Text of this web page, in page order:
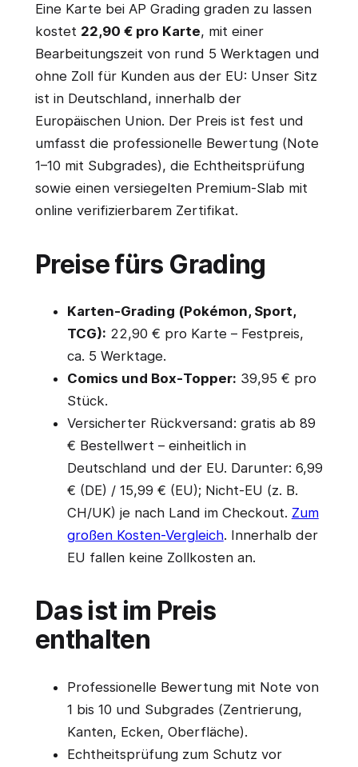
Eine Karte bei AP Grading graden zu lassen
kostet 22,90 € pro Karte, mit einer
Bearbeitungszeit von rund 5 Werktagen und
ohne Zoll für Kunden aus der EU: Unser Sitz
ist in Deutschland, innerhalb der
Europäischen Union. Der Preis ist fest und
umfasst die professionelle Bewertung (Note
1–10 mit Subgrades), die Echtheitsprüfung
sowie einen versiegelten Premium-Slab mit
online verifizierbarem Zertifikat.
Preise fürs Grading
Karten-Grading (Pokémon, Sport,
TCG): 22,90 € pro Karte – Festpreis,
ca. 5 Werktage.
Comics und Box-Topper: 39,95 € pro
Stück.
Versicherter Rückversand: gratis ab 89
€ Bestellwert – einheitlich in
Deutschland und der EU. Darunter: 6,99
€ (DE) / 15,99 € (EU); Nicht-EU (z. B.
CH/UK) je nach Land im Checkout. Zum
großen Kosten-Vergleich. Innerhalb der
EU fallen keine Zollkosten an.
Das ist im Preis
enthalten
Professionelle Bewertung mit Note von
1 bis 10 und Subgrades (Zentrierung,
Kanten, Ecken, Oberfläche).
Echtheitsprüfung zum Schutz vor